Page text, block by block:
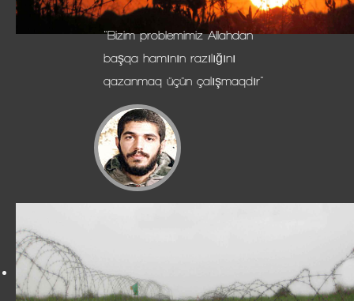
"Bizim problemimiz Allahdan
başqa hamının razılığını
qazanmaq üçün çalışmaqdır"